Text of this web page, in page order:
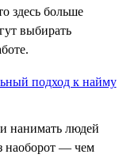
здесь больше
выбирать
нанимать людей
наоборот — чем